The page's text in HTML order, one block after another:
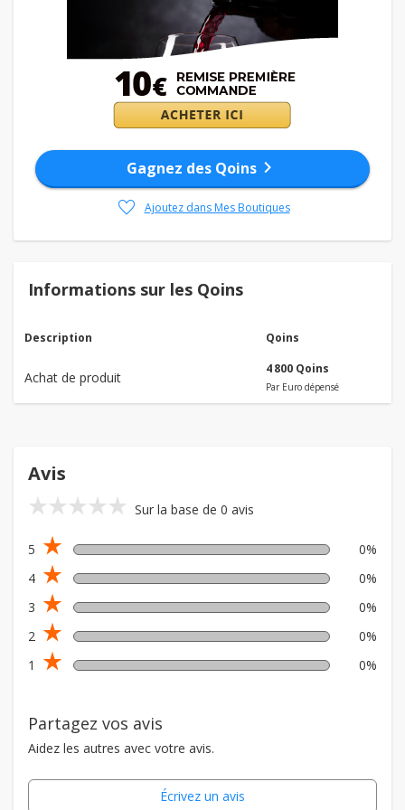
Gagnez des Qoins chevron_right
favorite
Ajoutez dans Mes Boutiques
Informations sur les Qoins
Description Qoins
Achat de produit
4 800 Qoins
Par Euro dépensé
Avis
star_ratestar_ratestar_ratestar_ratestar_rate Sur la base de 0 avis
5 star_rate
0%
4 star_rate
0%
3 star_rate
0%
2 star_rate
0%
1
star_rate 0%
Partagez vos avis
Aidez les autres avec votre avis.
Écrivez un avis